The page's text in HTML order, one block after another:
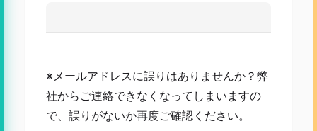
※メールアドレスに誤りはありませんか？弊
社からご連絡できなくなってしまいますの
で、誤りがないか再度ご確認ください。